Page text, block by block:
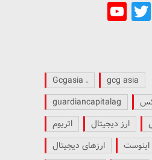
Twitter
YouTube
Channel
. Gcgasia
gcg asia
guardiancapitalag
اتریوم
ارز دیجیتال
ارزهای دیجیتال
اینوست